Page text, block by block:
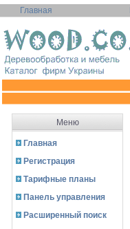
Главная
Меню
Главная
Регистрация
Тарифные планы
Панель управления
Расширенный поиск